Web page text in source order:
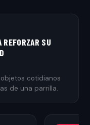
REFORZAR SU
cotidianos
de una parrilla.